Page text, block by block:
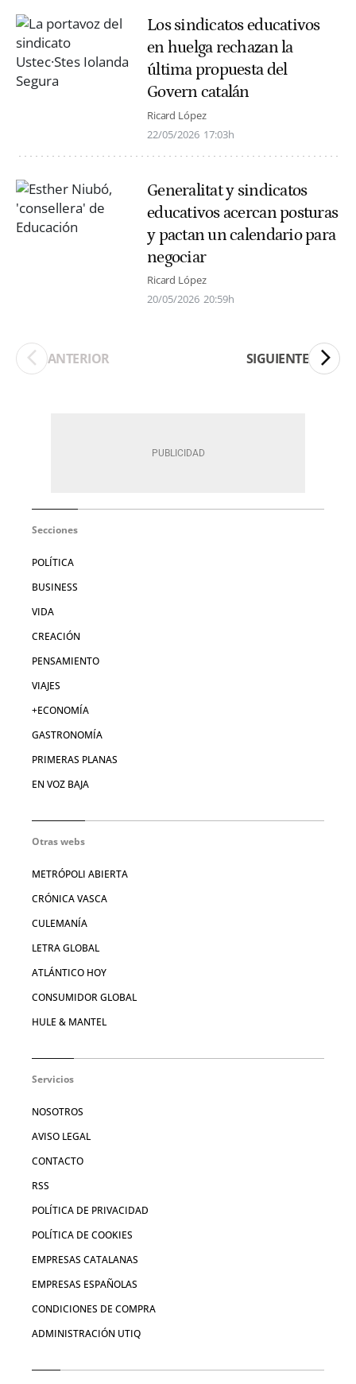
Los sindicatos educativos
en huelga rechazan la
última propuesta del
Govern catalán
Ricard López
22/05/2026 17:03h
Generalitat y sindicatos
educativos acercan posturas
y pactan un calendario para
negociar
Ricard López
20/05/2026 20:59h
ANTERIOR SIGUIENTE
Secciones
POLÍTICA
BUSINESS
VIDA
CREACIÓN
PENSAMIENTO
VIAJES
+ECONOMÍA
GASTRONOMÍA
PRIMERAS PLANAS
EN VOZ BAJA
Otras webs
METRÓPOLI ABIERTA
CRÓNICA VASCA
CULEMANÍA
LETRA GLOBAL
ATLÁNTICO HOY
CONSUMIDOR GLOBAL
HULE & MANTEL
Servicios
NOSOTROS
AVISO LEGAL
CONTACTO
RSS
POLÍTICA DE PRIVACIDAD
POLÍTICA DE COOKIES
EMPRESAS CATALANAS
EMPRESAS ESPAÑOLAS
CONDICIONES DE COMPRA
ADMINISTRACIÓN UTIQ